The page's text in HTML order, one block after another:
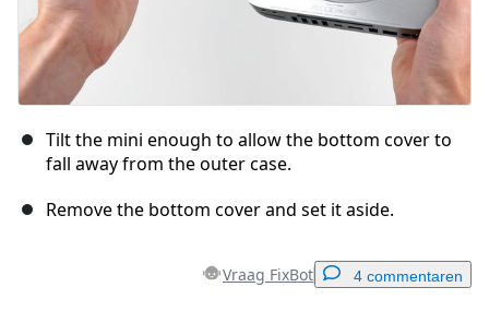
Tilt the mini enough to allow the bottom cover to
fall away from the outer case.
Remove the bottom cover and set it aside.
Vraag FixBot 4 commentaren